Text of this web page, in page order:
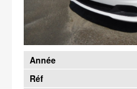
Année
Réf